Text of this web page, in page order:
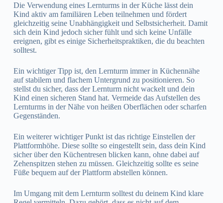
Die Verwendung eines Lernturms in der Küche lässt dein
Kind aktiv am familiären Leben teilnehmen und fördert
gleichzeitig seine Unabhängigkeit und Selbstsicherheit. Damit
sich dein Kind jedoch sicher fühlt und sich keine Unfälle
ereignen, gibt es einige Sicherheitspraktiken, die du beachten
solltest.
Ein wichtiger Tipp ist, den Lernturm immer in Küchennähe
auf stabilem und flachem Untergrund zu positionieren. So
stellst du sicher, dass der Lernturm nicht wackelt und dein
Kind einen sicheren Stand hat. Vermeide das Aufstellen des
Lernturms in der Nähe von heißen Oberflächen oder scharfen
Gegenständen.
Ein weiterer wichtiger Punkt ist das richtige Einstellen der
Plattformhöhe. Diese sollte so eingestellt sein, dass dein Kind
sicher über den Küchentresen blicken kann, ohne dabei auf
Zehenspitzen stehen zu müssen. Gleichzeitig sollte es seine
Füße bequem auf der Plattform abstellen können.
Im Umgang mit dem Lernturm solltest du deinem Kind klare